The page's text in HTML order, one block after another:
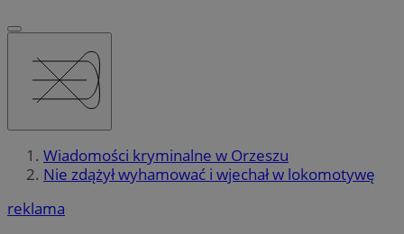
Wiadomości kryminalne w Orzeszu
Nie zdążył wyhamować i wjechał w lokomotywę
reklama